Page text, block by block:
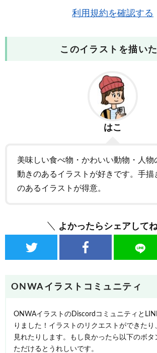
利用規約を確認する
このイラストを描い
はこ
美味しい食べ物・かわいい動物・人物
動きのあるイラストが好きです。手描
のあるイラストが得意。
よかったらシェアしてね
ONWAイラストコミュニティ
ONWAイラストのDiscordコミュニティと
りました！イラストのリクエストができた
見れたりします。もし良かったら以下のボ
ただけるとうれしいです。